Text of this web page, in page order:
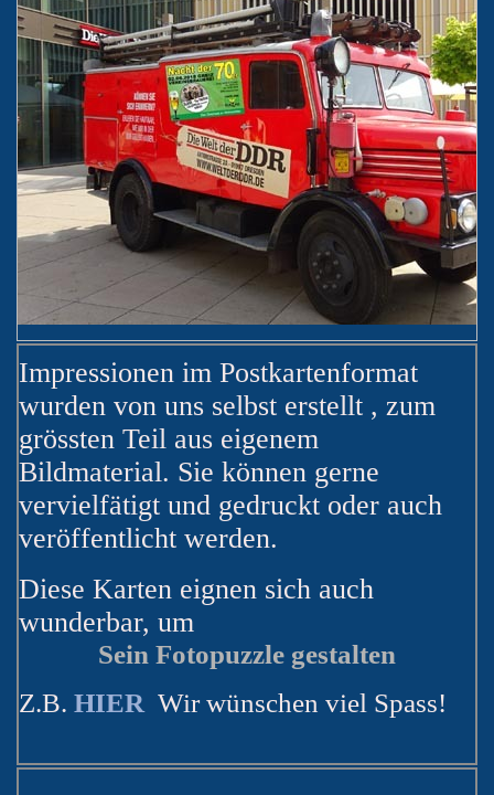
Impressionen im Postkartenformat
wurden von uns selbst erstellt , zum
grössten Teil aus eigenem
Bildmaterial. Sie können gerne
vervielfätigt und gedruckt oder auch
veröffentlicht werden.
Diese Karten eignen sich auch
wunderbar, um
Sein Fotopuzzle gestalten
Z.B. HIER Wir wünschen viel Spass!